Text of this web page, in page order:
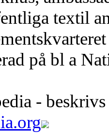
textil
på bl a
- beskrivs